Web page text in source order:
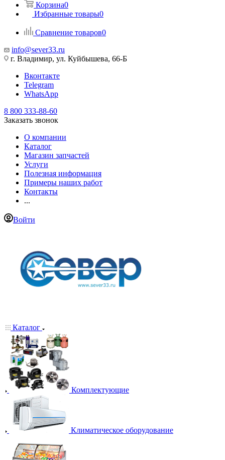
Корзина0
Избранные товары0
Сравнение товаров0
info@sever33.ru
г. Владимир, ул. Куйбышева, 66-Б
Вконтакте
Telegram
WhatsApp
8 800 333-88-60
Заказать звонок
О компании
Каталог
Магазин запчастей
Услуги
Полезная информация
Примеры наших работ
Контакты
...
Войти
Каталог
Комплектующие
Климатическое оборудование